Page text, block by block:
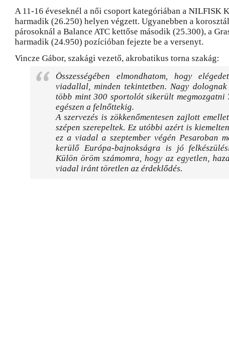
A 11-16 éveseknél a női csoport kategóriában a NILFISK
harmadik (26.250) helyen végzett. Ugyanebben a
párosoknál a Balance ATC kettőse második (25.300), a
harmadik (24.950) pozícióban fejezte be a versenyt.
Vincze Gábor, szakági vezető, akrobatikus torna szakág:
Összességében elmondhatom, hogy
viadallal, minden tekintetben. Nagy dolognak
több mint 300 sportolót sikerült megmozgatni
egészen a felnőttekig.
A szervezés is zökkenőmentesen zajlott
szépen szerepeltek. Ez utóbbi azért is
ez a viadal a szeptember végén Pesaroban
kerülő Európa-bajnokságra is jó
Külön öröm számomra, hogy az egyetlen,
viadal iránt töretlen az érdeklődés.